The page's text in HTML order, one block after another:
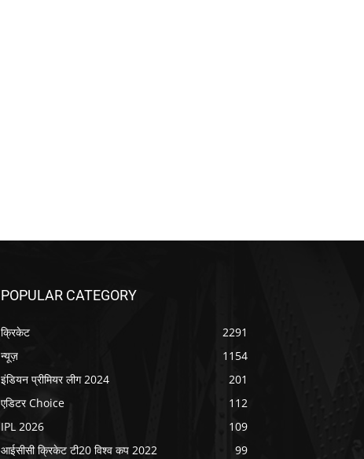
POPULAR CATEGORY
क्रिकेट
2291
न्यूज़
1154
इंडियन प्रीमियर लीग 2024
201
एडिटर Choice
112
IPL 2026
109
आईसीसी क्रिकेट टी20 विश्व कप 2022
99